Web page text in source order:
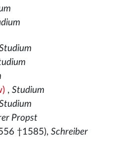
, Studium
Propst
†1585), Schreiber